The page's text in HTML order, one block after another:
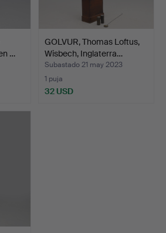
…
GOLVUR, Thomas Loftus,
Wisbech, Inglaterra…
Subastado 21 may 2023
1 puja
32 USD